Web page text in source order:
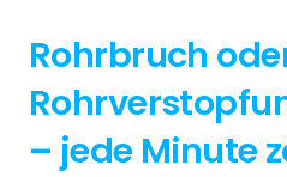
Rohrbruch
– jede Minute